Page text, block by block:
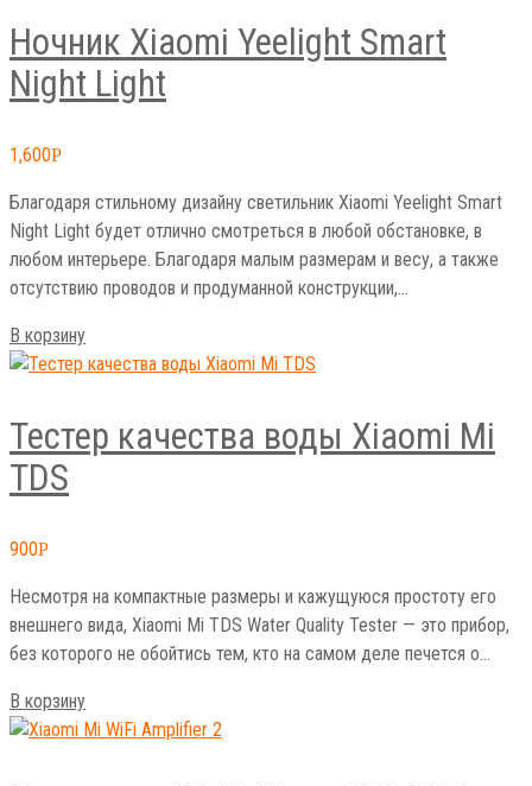
Ночник Xiaomi Yeelight Smart
Night Light
1,600Р
Благодаря стильному дизайну светильник Xiaomi Yeelight Smart
Night Light будет отлично смотреться в любой обстановке, в
любом интерьере. Благодаря малым размерам и весу, а также
отсутствию проводов и продуманной конструкции,…
В корзину
Тестер качества воды Xiaomi Mi
TDS
900Р
Несмотря на компактные размеры и кажущуюся простоту его
внешнего вида, Xiaomi Mi TDS Water Quality Tester — это прибор,
без которого не обойтись тем, кто на самом деле печется о…
В корзину